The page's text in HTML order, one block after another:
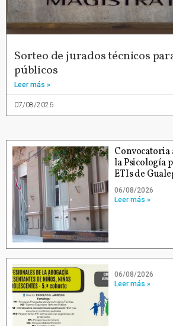
Sorteo de jurados técnicos
públicos
Leer más »
07/08/2026
Convocatoria
la Psicología
ETIs de
06/08/2026
Leer más »
06/08/2026
Leer más »